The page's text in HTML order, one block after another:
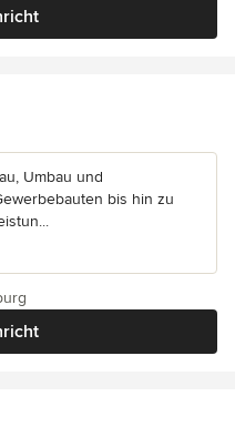
Umbau und
bis hin zu